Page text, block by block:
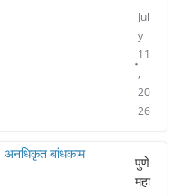
Jul
y
11
,
20
26
पुणे
महा